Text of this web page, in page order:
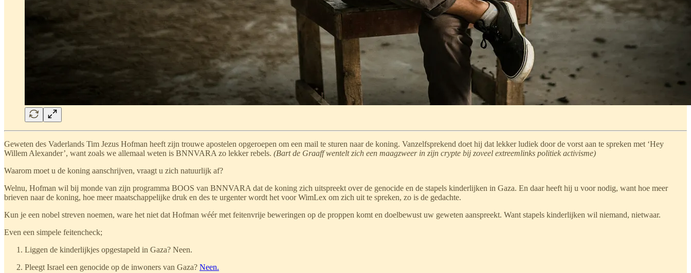
Geweten des Vaderlands Tim Jezus Hofman heeft zijn trouwe apostelen opgeroepen om een mail te sturen naar de koning. Vanzelfsprekend doet hij dat lekker ludiek door de vorst aan te spreken met ‘Hey
Willem Alexander’, want zoals we allemaal weten is BNNVARA zo lekker rebels. (Bart de Graaff wentelt zich een maagzweer in zijn crypte bij zoveel extreemlinks politiek activisme)
Waarom moet u de koning aanschrijven, vraagt u zich natuurlijk af?
Welnu, Hofman wil bij monde van zijn programma BOOS van BNNVARA dat de koning zich uitspreekt over de genocide en de stapels kinderlijken in Gaza. En daar heeft hij u voor nodig, want hoe meer
brieven naar de koning, hoe meer maatschappelijke druk en des te urgenter wordt het voor WimLex om zich uit te spreken, zo is de gedachte.
Kun je een nobel streven noemen, ware het niet dat Hofman wéér met feitenvrije beweringen op de proppen komt en doelbewust uw geweten aanspreekt. Want stapels kinderlijken wil niemand, nietwaar.
Even een simpele feitencheck;
Liggen de kinderlijkjes opgestapeld in Gaza? Neen.
Pleegt Israel een genocide op de inwoners van Gaza? Neen.